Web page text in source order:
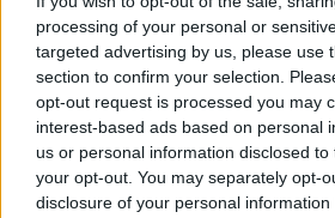
processing of your personal or
targeted advertising by us, please use
section to confirm your selection.
opt-out request is processed you may
interest-based ads based on personal
us or personal information disclosed
your opt-out. You may separately opt-
disclosure of your personal
feltételes reflex
17 éve
@telcsike:
javaslom, hogy gátmetszés is